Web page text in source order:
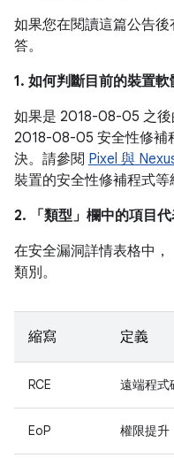
如果您在閱讀這篇公告
答。
1. 如何判斷目前的裝置
如果是 2018-08-05 之後
2018-08-05 安全性修補
決。請參閱 Pixel 與
裝置的安全性修補程式等
2. 「類型」 欄中的項目代
在安全漏洞詳情表格中，
類別。
縮寫 定義
RCE 遠端程式
EoP 權限提升